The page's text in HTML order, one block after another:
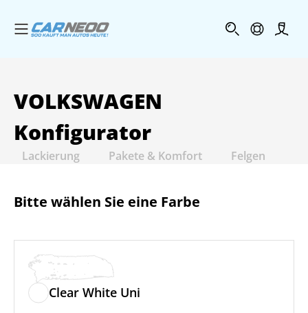
Menü öffnen
VOLKSWAGEN
Konfigurator
Lackierung Pakete & Komfort Felgen
Bitte wählen Sie eine Farbe
Clear White Uni